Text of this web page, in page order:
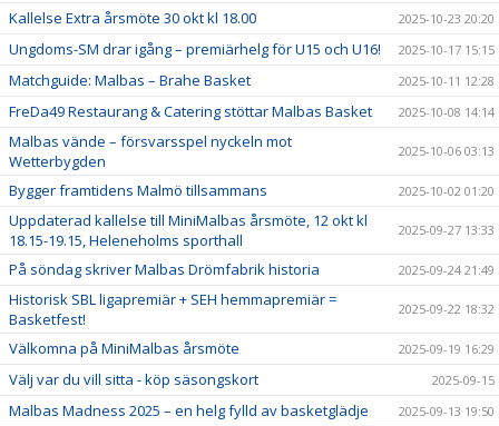
Kallelse Extra årsmöte 30 okt kl 18.00 2025-10-23 20:20
Ungdoms-SM drar igång – premiärhelg för U15 och U16! 2025-10-17 15:15
Matchguide: Malbas – Brahe Basket 2025-10-11 12:28
FreDa49 Restaurang & Catering stöttar Malbas Basket 2025-10-08 14:14
Malbas vände – försvarsspel nyckeln mot
Wetterbygden
2025-10-06 03:13
Bygger framtidens Malmö tillsammans 2025-10-02 01:20
Uppdaterad kallelse till MiniMalbas årsmöte, 12 okt kl
18.15-19.15, Heleneholms sporthall
2025-09-27 13:33
På söndag skriver Malbas Drömfabrik historia 2025-09-24 21:49
Historisk SBL ligapremiär + SEH hemmapremiär =
Basketfest!
2025-09-22 18:32
Välkomna på MiniMalbas årsmöte 2025-09-19 16:29
Välj var du vill sitta - köp säsongskort 2025-09-15
Malbas Madness 2025 – en helg fylld av basketglädje 2025-09-13 19:50